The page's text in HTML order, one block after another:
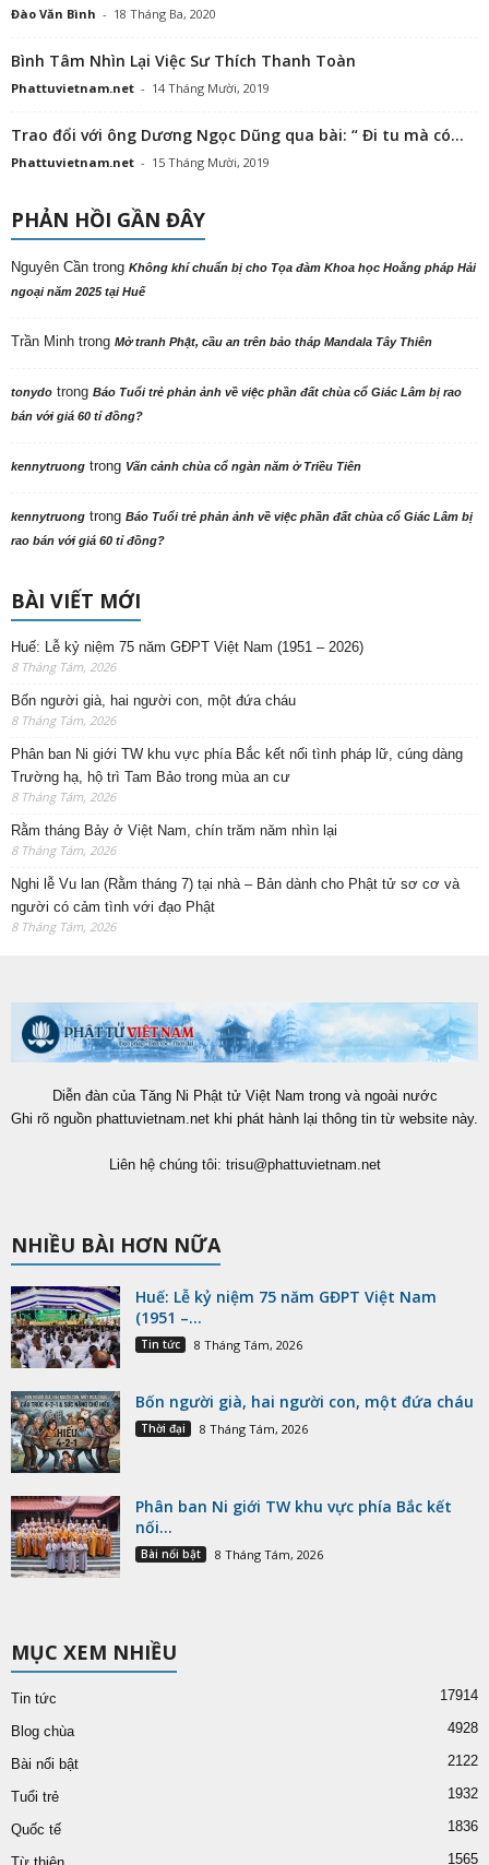
Đào Văn Bình - 18 Tháng Ba, 2020
Bình Tâm Nhìn Lại Việc Sư Thích Thanh Toàn
Phattuvietnam.net - 14 Tháng Mười, 2019
Trao đổi với ông Dương Ngọc Dũng qua bài: “ Đi tu mà có...
Phattuvietnam.net - 15 Tháng Mười, 2019
PHẢN HỒI GẦN ĐÂY
Nguyên Cần trong Không khí chuẩn bị cho Tọa đàm Khoa học Hoằng pháp Hải
ngoại năm 2025 tại Huế
Trần Minh trong Mở tranh Phật, cầu an trên bảo tháp Mandala Tây Thiên
tonydo trong Báo Tuổi trẻ phản ảnh về việc phần đất chùa cổ Giác Lâm bị rao
bán với giá 60 tỉ đồng?
kennytruong trong Vãn cảnh chùa cổ ngàn năm ở Triều Tiên
kennytruong trong Báo Tuổi trẻ phản ảnh về việc phần đất chùa cổ Giác Lâm bị
rao bán với giá 60 tỉ đồng?
BÀI VIẾT MỚI
Huế: Lễ kỷ niệm 75 năm GĐPT Việt Nam (1951 – 2026)
8 Tháng Tám, 2026
Bốn người già, hai người con, một đứa cháu
8 Tháng Tám, 2026
Phân ban Ni giới TW khu vực phía Bắc kết nối tình pháp lữ, cúng dàng
Trường hạ, hộ trì Tam Bảo trong mùa an cư
8 Tháng Tám, 2026
Rằm tháng Bảy ở Việt Nam, chín trăm năm nhìn lại
8 Tháng Tám, 2026
Nghi lễ Vu lan (Rằm tháng 7) tại nhà – Bản dành cho Phật tử sơ cơ và
người có cảm tình với đạo Phật
8 Tháng Tám, 2026
Diễn đàn của Tăng Ni Phật tử Việt Nam trong và ngoài nước
Ghi rõ nguồn phattuvietnam.net khi phát hành lại thông tin từ website này.
Liên hệ chúng tôi: trisu@phattuvietnam.net
NHIỀU BÀI HƠN NỮA
Huế: Lễ kỷ niệm 75 năm GĐPT Việt Nam
(1951 –...
Tin tức 8 Tháng Tám, 2026
Bốn người già, hai người con, một đứa cháu
Thời đại 8 Tháng Tám, 2026
Phân ban Ni giới TW khu vực phía Bắc kết
nối...
Bài nổi bật 8 Tháng Tám, 2026
MỤC XEM NHIỀU
Tin tức 17914
Blog chùa 4928
Bài nổi bật 2122
Tuổi trẻ 1932
Quốc tế 1836
1565